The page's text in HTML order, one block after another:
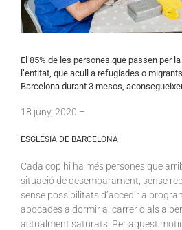
El 85% de les persones que passen per
l’entitat, que acull a refugiades o
Barcelona durant 3 mesos,
18 juny, 2020 –
ESGLÉSIA DE BARCELONA
Cada cop hi ha més persones que
situació de desemparament, sense
sense possibilitats d’accedir a
abocades a dormir al carrer o als
actualment saturats. Per aquest